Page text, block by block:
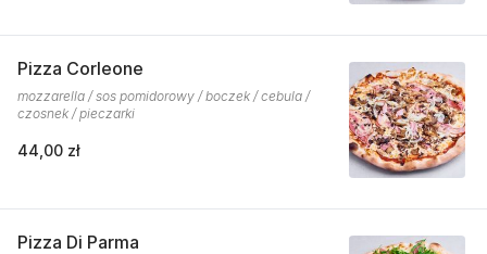
Pizza Corleone
mozzarella / sos pomidorowy / boczek / cebula /
czosnek / pieczarki
44,00 zł
Pizza Di Parma